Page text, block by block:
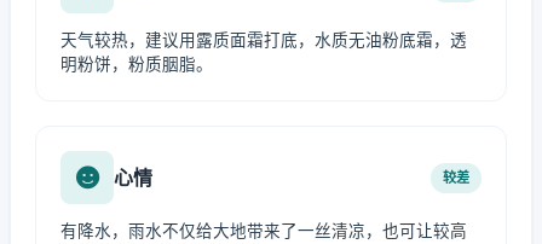
天气较热，建议用露质面霜打底，水质无油粉底霜，透
明粉饼，粉质胭脂。
心情 较差
有降水，雨水不仅给大地带来了一丝清凉，也可让较高